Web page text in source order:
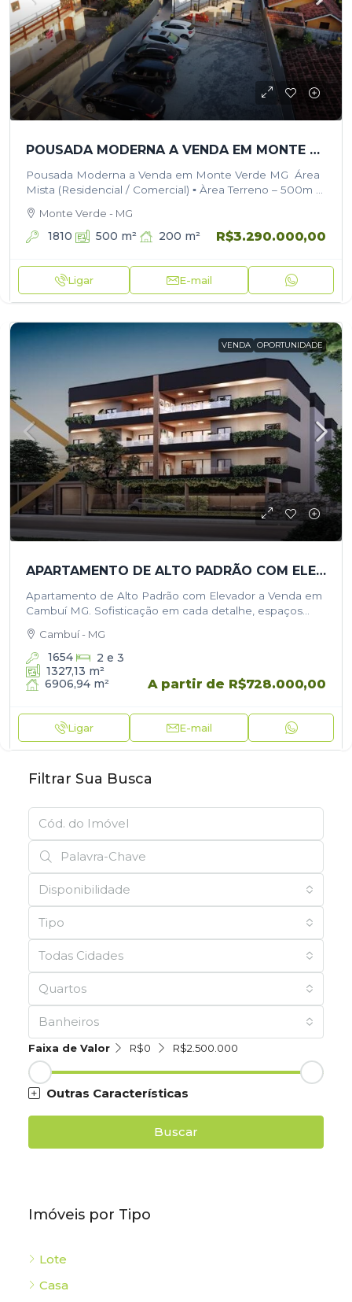
POUSADA MODERNA A VENDA EM MONTE VERDE MG
Pousada Moderna a Venda em Monte Verde MG Área
Mista (Residencial / Comercial) ▪︎ Àrea Terreno – 500m ▪︎
Estacionamento: Vagas…
Monte Verde - MG
1810 500 m² 200 m² R$3.290.000,00
Ligar E-mail
VENDA OPORTUNIDADE
APARTAMENTO DE ALTO PADRÃO COM ELEVADOR A VENDA EM CAMBUÍ MG
Apartamento de Alto Padrão com Elevador a Venda em
Cambuí MG. Sofisticação em cada detalhe, espaços
dedicados a contemplação, comodidade, área de lazer
e o verde na natureza!…
Cambuí - MG
1654
2 e 3
1327,13 m²
6906,94 m² A partir de R$728.000,00
Ligar E-mail
Filtrar Sua Busca
Disponibilidade
Tipo
Todas Cidades
Quartos
Banheiros
Faixa de Valor R$0 R$2.500.000
Outras Características
Buscar
Imóveis por Tipo
Lote
Casa